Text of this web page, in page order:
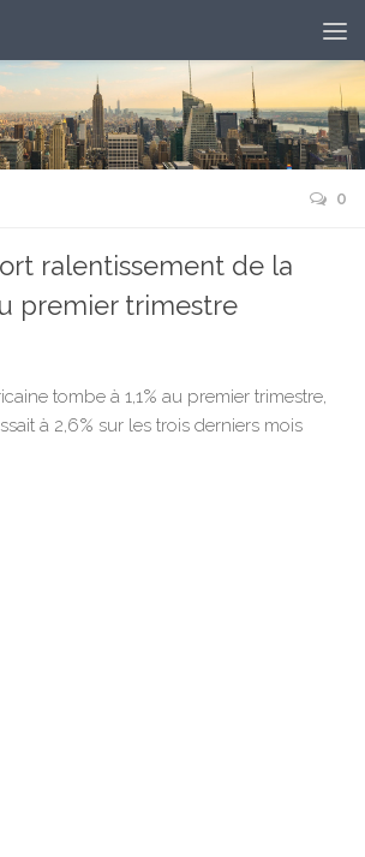
0
ralentissement de la
premier trimestre
tombe à 1,1% au premier trimestre,
à 2,6% sur les trois derniers mois